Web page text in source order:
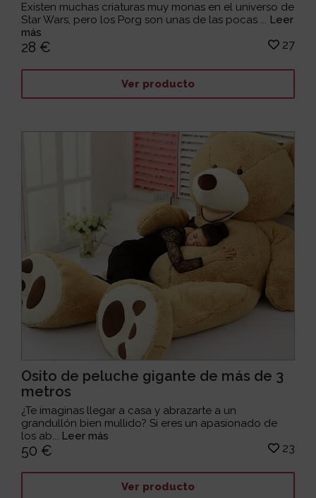
Existen muchas criaturas muy monas en el universo de
Star Wars, pero los Porg son unas de las pocas ... Leer
más
28 € 27
Ver producto
Osito de peluche gigante de más de 3
metros
¿Te imaginas llegar a casa y abrazarte a un
grandullón bien mullido? Si eres un apasionado de
los ab... Leer más
50 € 23
Ver producto